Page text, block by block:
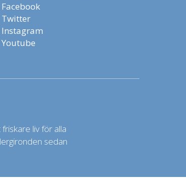
Facebook
Twitter
Instagram
Youtube
liv för alla
sedan